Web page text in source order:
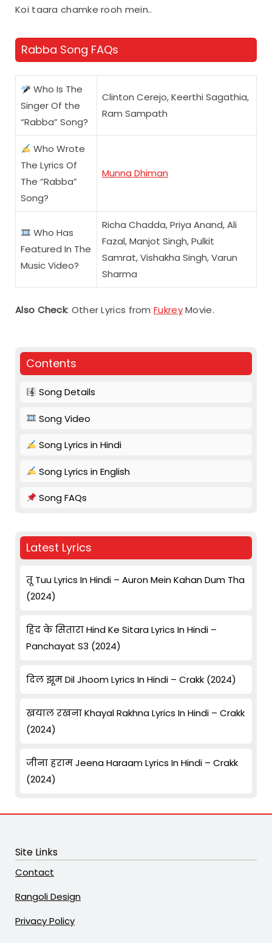
Koi taara chamke rooh mein..
Rabba Song FAQs
Who Is The
Singer Of the
“Rabba” Song?
Clinton Cerejo, Keerthi Sagathia,
Ram Sampath
Who Wrote
The Lyrics Of
The “Rabba”
Song?
Munna Dhiman
Who Has
Featured In The
Music Video?
Richa Chadda, Priya Anand, Ali
Fazal, Manjot Singh, Pulkit
Samrat, Vishakha Singh, Varun
Sharma
Also Check: Other Lyrics fromFukreyMovie.
Contents
Song Details
Song Video
Song Lyrics in Hindi
Song Lyrics in English
Song FAQs
Latest Lyrics
तू Tuu Lyrics In Hindi – Auron Mein Kahan Dum Tha
(2024)
हिंद के सितारा Hind Ke Sitara Lyrics In Hindi –
Panchayat S3 (2024)
दिल झूम Dil Jhoom Lyrics In Hindi – Crakk (2024)
खयाल रखना Khayal Rakhna Lyrics In Hindi – Crakk
(2024)
जीना हराम Jeena Haraam Lyrics In Hindi – Crakk
(2024)
Site Links
Contact
Rangoli Design
Privacy Policy